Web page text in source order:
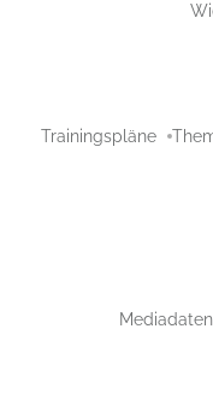
Trainingspläne